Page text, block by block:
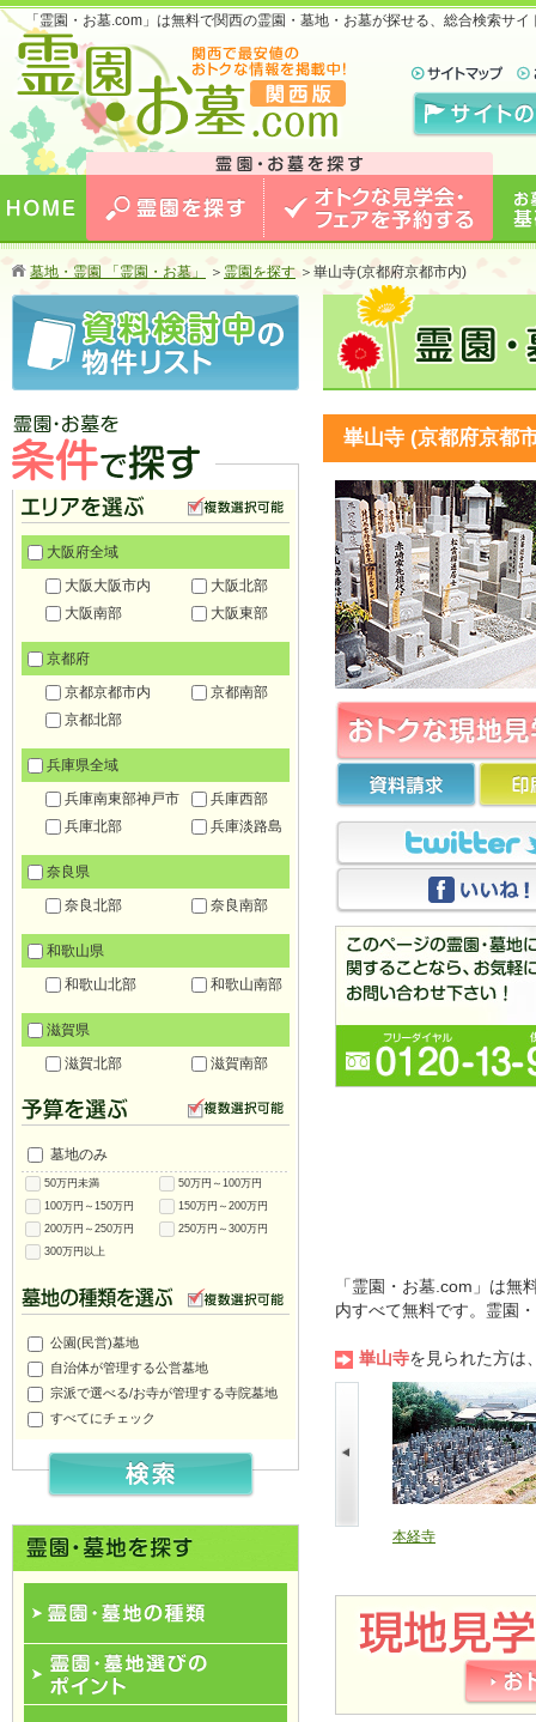
「霊園・お墓.com」は無料で関西の霊園・墓地・お墓が探せる、総合検索サ
お墓のことなら霊園・お墓.com 関西版 関西で
最安値のおトクな情報を掲載中！
する
墓地・霊園 「霊園・お墓」 ＞ 霊園を探す ＞ 崋山寺(京都府京都市内)
崋山寺 (京都府京都
「霊園・お墓.com」は
内すべて無料です。霊園
崋山寺を見られた方は
善想寺 本経寺
霊園・お墓を条件で探す
大阪府全域
大阪大阪市内
大阪北部
大阪南部
大阪東部
京都府
京都京都市内
京都南部
京都北部
兵庫県全域
兵庫南東部神戸市
兵庫西部
兵庫北部
兵庫淡路島
奈良県
奈良北部
奈良南部
和歌山県
和歌山北部
和歌山南部
滋賀県
滋賀北部
滋賀南部
墓地のみ
50万円未満
50万円～100万円
100万円～150万円
150万円～200万円
200万円～250万円
250万円～300万円
300万円以上
公園(民営)墓地
自治体が管理する公営墓地
宗派で選べる/お寺が管理する寺院墓地
すべてにチェック
霊園･墓地の種類